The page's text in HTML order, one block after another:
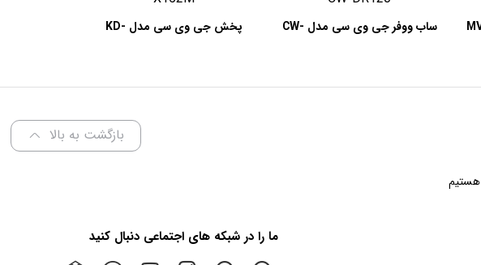
ساب ووفر جی وی سی مدل CW-
پخش جی وی سی مدل KD-
بازگشت به بالا
ما را در شبکه های اجتماعی دنبال کنید